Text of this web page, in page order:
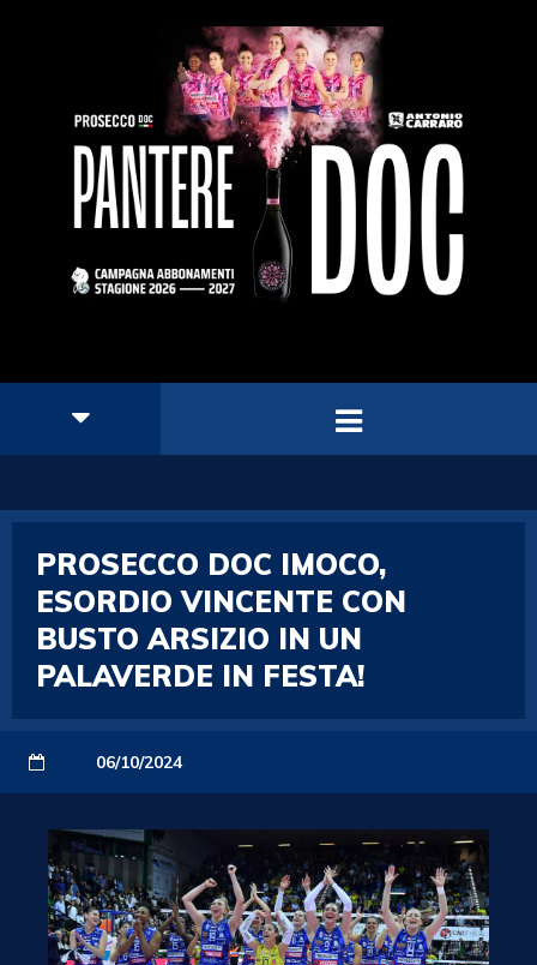
PROSECCO DOC IMOCO,
ESORDIO VINCENTE CON
BUSTO ARSIZIO IN UN
PALAVERDE IN FESTA!
06/10/2024